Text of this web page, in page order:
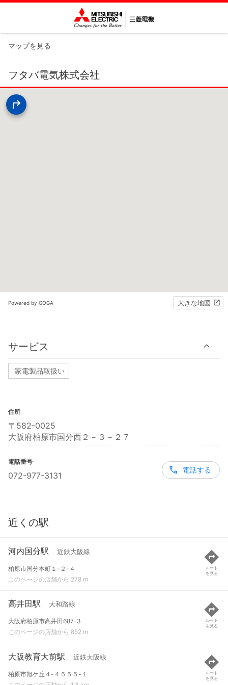
マップを見る
フタバ電気株式会社
Powered by GOGA 大きな地図
サービス
家電製品取扱い
住所
〒582-0025
大阪府柏原市国分西２－３－２７
電話番号
072-977-3131
電話する
近くの駅
河内国分駅 近鉄大阪線
柏原市国分本町１-２-４
このページの店舗から 278 m
ルート
を見る
高井田駅 大和路線
大阪府柏原市高井田687-3
このページの店舗から 852 m
ルート
を見る
大阪教育大前駅 近鉄大阪線
柏原市旭ケ丘４-４５５５-１
ルート
を見る